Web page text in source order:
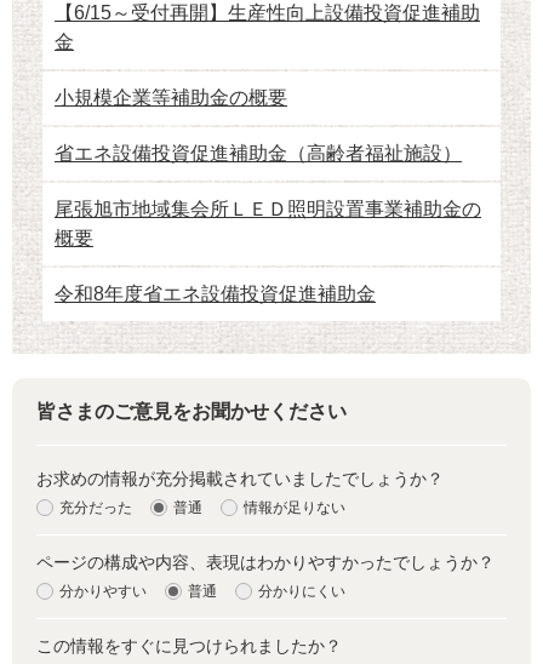
【6/15～受付再開】生産性向上設備投資促進補助
金
小規模企業等補助金の概要
省エネ設備投資促進補助金（高齢者福祉施設）
尾張旭市地域集会所ＬＥＤ照明設置事業補助金の
概要
令和8年度省エネ設備投資促進補助金
皆さまのご意見をお聞かせください
お求めの情報が充分掲載されていましたでしょうか？
充分だった 普通 情報が足りない
ページの構成や内容、表現はわかりやすかったでしょうか？
分かりやすい 普通 分かりにくい
この情報をすぐに見つけられましたか？